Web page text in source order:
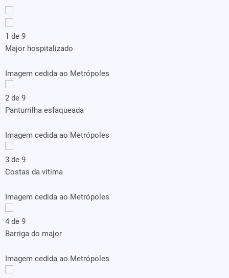
1 de 9
Major hospitalizado
Imagem cedida ao Metrópoles
2 de 9
Panturrilha esfaqueada
Imagem cedida ao Metrópoles
3 de 9
Costas da vítima
Imagem cedida ao Metrópoles
4 de 9
Barriga do major
Imagem cedida ao Metrópoles